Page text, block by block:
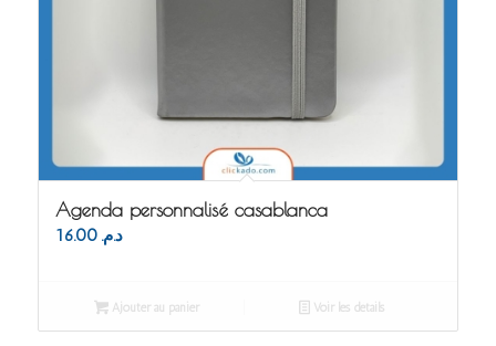
Agenda personnalisé casablanca
د.م. 16.00
Ajouter au panier Voir les détails